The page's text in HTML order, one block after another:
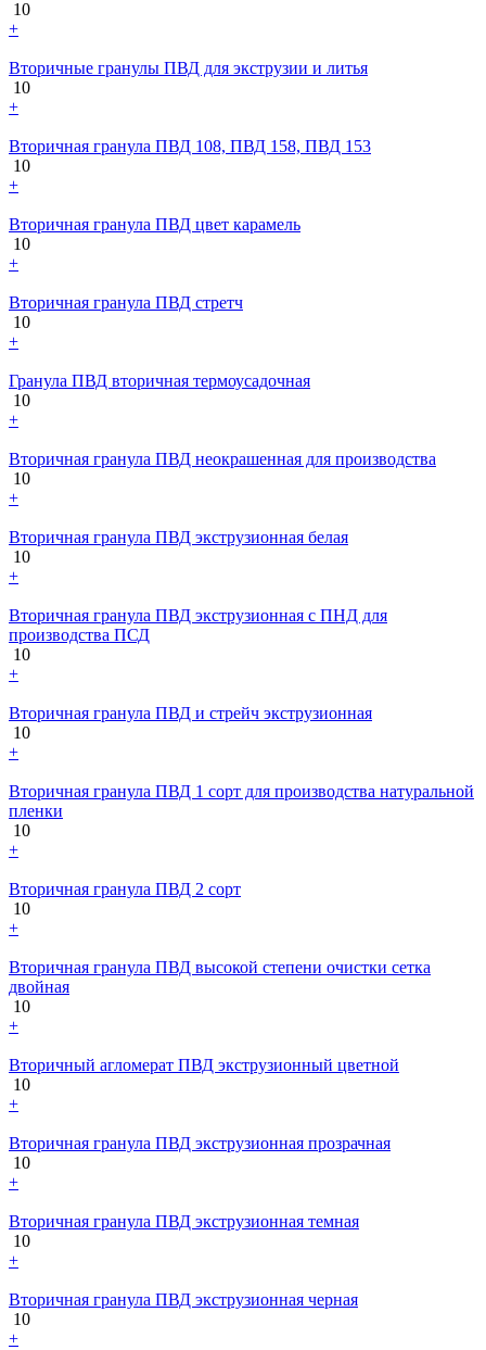
10
+
Вторичные гранулы ПВД для экструзии и литья
10
+
Вторичная гранула ПВД 108, ПВД 158, ПВД 153
10
+
Вторичная гранула ПВД цвет карамель
10
+
Вторичная гранула ПВД стретч
10
+
Гранула ПВД вторичная термоусадочная
10
+
Вторичная гранула ПВД неокрашенная для производства
10
+
Вторичная гранула ПВД экструзионная белая
10
+
Вторичная гранула ПВД экструзионная с ПНД для
производства ПСД
10
+
Вторичная гранула ПВД и стрейч экструзионная
10
+
Вторичная гранула ПВД 1 сорт для производства натуральной
пленки
10
+
Вторичная гранула ПВД 2 сорт
10
+
Вторичная гранула ПВД высокой степени очистки сетка
двойная
10
+
Вторичный агломерат ПВД экструзионный цветной
10
+
Вторичная гранула ПВД экструзионная прозрачная
10
+
Вторичная гранула ПВД экструзионная темная
10
+
Вторичная гранула ПВД экструзионная черная
10
+